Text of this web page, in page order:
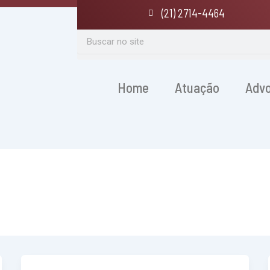
(21) 2714-4464
Home Atuação